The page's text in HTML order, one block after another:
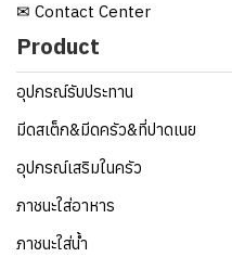
✉ Contact Center
Product
อุปกรณ์รับประทาน
มีดสเต็ก&มีดครัว&ที่ปาดเนย
อุปกรณ์เสริมในครัว
ภาชนะใส่อาหาร
ภาชนะใส่น้ำ